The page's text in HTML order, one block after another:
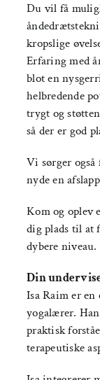
Du vil få
kropslige
Erfaring med
blot en
helbredende
trygt og
så der er god
Vi sørger også
nyde en
Kom og oplev
dig plads til at
dybere niveau.
Din
Isa Raim er
yogalærer.
praktisk
terapeutiske